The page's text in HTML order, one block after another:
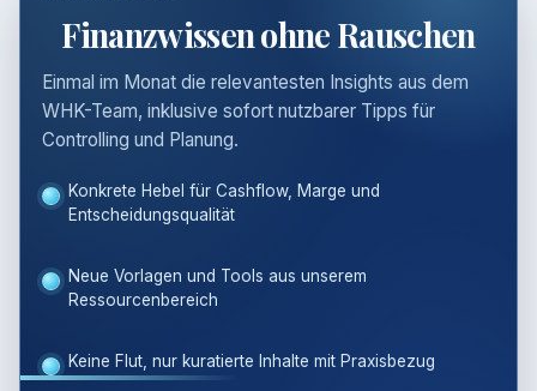
Finanzwissen ohne Rauschen
Einmal im Monat die relevantesten Insights aus dem
WHK-Team, inklusive sofort nutzbarer Tipps für
Controlling und Planung.
Konkrete Hebel für Cashflow, Marge und
Entscheidungsqualität
Neue Vorlagen und Tools aus unserem
Ressourcenbereich
Keine Flut, nur kuratierte Inhalte mit Praxisbezug